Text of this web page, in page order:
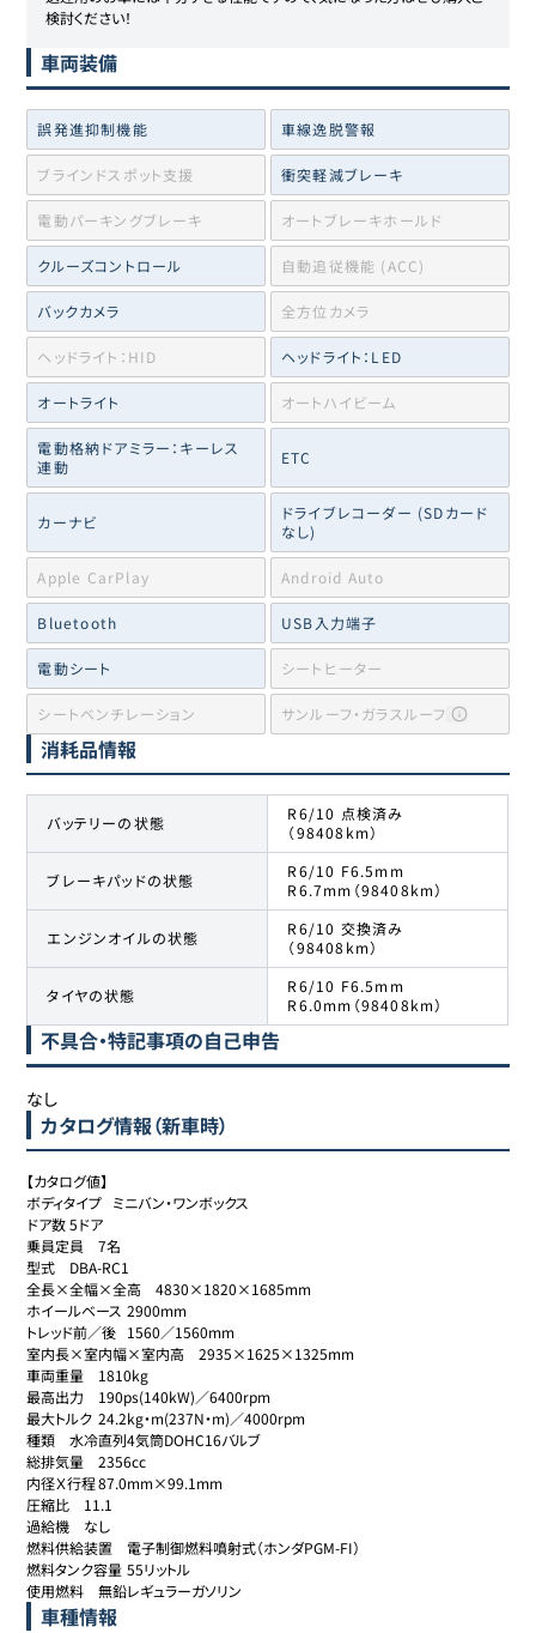
検討ください！
車両装備
誤発進抑制機能 車線逸脱警報
ブラインドスポット支援 衝突軽減ブレーキ
電動パーキングブレーキ オートブレーキホールド
クルーズコントロール 自動追従機能 (ACC)
バックカメラ 全方位カメラ
ヘッドライト：HID ヘッドライト：LED
オートライト オートハイビーム
電動格納ドアミラー：キーレス
連動
ETC
カーナビ
ドライブレコーダー (SDカード
なし)
Apple CarPlay Android Auto
Bluetooth USB入力端子
電動シート シートヒーター
シートベンチレーション サンルーフ・ガラスルーフ
消耗品情報
バッテリーの状態
R6/10 点検済み
（98408km）
ブレーキパッドの状態
R6/10 F6.5mm
R6.7mm（98408km）
エンジンオイルの状態
R6/10 交換済み
（98408km）
タイヤの状態
R6/10 F6.5mm
R6.0mm（98408km）
不具合・特記事項の自己申告
なし
カタログ情報（新車時）
【カタログ値】
ボディタイプ	ミニバン・ワンボックス
ドア数	5ドア
乗員定員	7名
型式	DBA-RC1
全長×全幅×全高	4830×1820×1685mm
ホイールベース	2900mm
トレッド前／後	1560／1560mm
室内長×室内幅×室内高	2935×1625×1325mm
車両重量	1810kg
最高出力	190ps(140kW)／6400rpm
最大トルク	24.2kg・m(237N・m)／4000rpm
種類	水冷直列4気筒DOHC16バルブ
総排気量	2356cc
内径Ｘ行程	87.0mm×99.1mm
圧縮比	11.1
過給機	なし
燃料供給装置	電子制御燃料噴射式（ホンダPGM-FI）
燃料タンク容量	55リットル
使用燃料	無鉛レギュラーガソリン
車種情報